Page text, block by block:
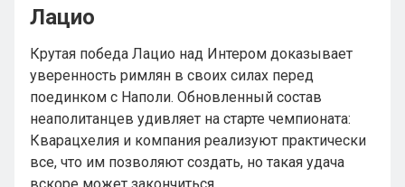
Лацио
Крутая победа Лацио над Интером доказывает
уверенность римлян в своих силах перед
поединком с Наполи. Обновленный состав
неаполитанцев удивляет на старте чемпионата:
Кварацхелия и компания реализуют практически
все, что им позволяют создать, но такая удача